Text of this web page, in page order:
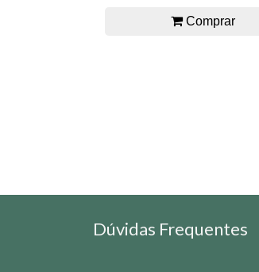
Comprar
Dúvidas Frequentes